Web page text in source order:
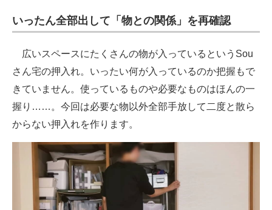
いったん全部出して「物との関係」を再確認
広いスペースにたくさんの物が入っているというSou
さん宅の押入れ。いったい何が入っているのか把握もで
きていません。使っているものや必要なものはほんの一
握り……。今回は必要な物以外全部手放して二度と散ら
からない押入れを作ります。